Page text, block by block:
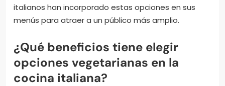
italianos han incorporado estas opciones en sus
menús para atraer a un público más amplio.
¿Qué beneficios tiene elegir
opciones vegetarianas en la
cocina italiana?